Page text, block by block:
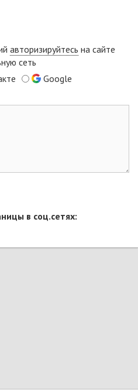
авторизируйтесь на сайте
сеть
Google
в соц.сетях: